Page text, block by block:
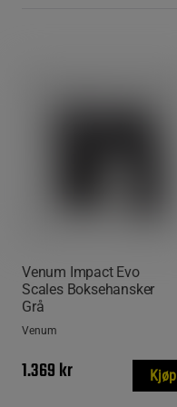
Venum Impact Evo
Scales Boksehansker
Grå
Venum
1.369 kr Kjøp